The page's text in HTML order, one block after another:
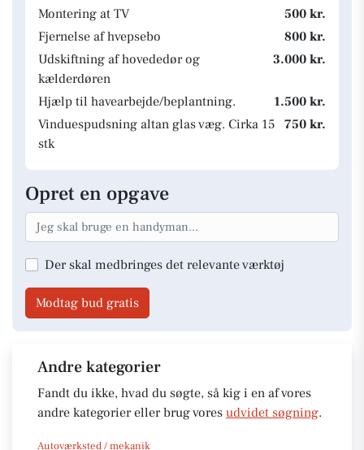
Montering at TV
500 kr.
Fjernelse af hvepsebo
800 kr.
Udskiftning af hovededør og
kælderdøren
3.000 kr.
Hjælp til havearbejde/beplantning.
1.500 kr.
Vinduespudsning altan glas væg. Cirka 15
stk
750 kr.
Opret en opgave
Der skal medbringes det relevante værktøj
Modtag bud gratis
Andre kategorier
Fandt du ikke, hvad du søgte, så kig i en af vores
andre kategorier eller brug vores udvidet søgning.
Autoværksted / mekanik